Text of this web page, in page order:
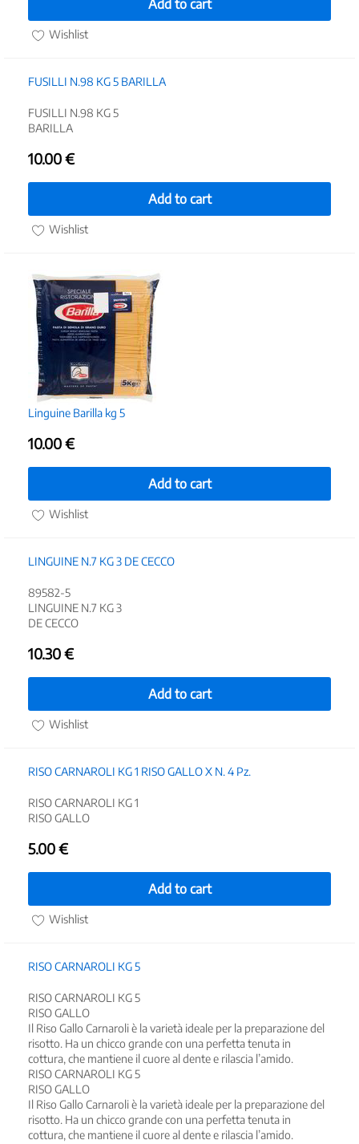
Add to cart
Wishlist
FUSILLI N.98 KG 5 BARILLA
FUSILLI N.98 KG 5
BARILLA
10.00€
Add to cart
Wishlist
Linguine Barilla kg 5
10.00€
Add to cart
Wishlist
LINGUINE N.7 KG 3 DE CECCO
89582-5
LINGUINE N.7 KG 3
DE CECCO
10.30€
Add to cart
Wishlist
RISO CARNAROLI KG 1 RISO GALLO X N. 4 Pz.
RISO CARNAROLI KG 1
RISO GALLO
5.00€
Add to cart
Wishlist
RISO CARNAROLI KG 5
RISO CARNAROLI KG 5
RISO GALLO
Il Riso Gallo Carnaroli è la varietà ideale per la preparazione del
risotto. Ha un chicco grande con una perfetta tenuta in
cottura, che mantiene il cuore al dente e rilascia l’amido.
RISO CARNAROLI KG 5
RISO GALLO
Il Riso Gallo Carnaroli è la varietà ideale per la preparazione del
risotto. Ha un chicco grande con una perfetta tenuta in
cottura, che mantiene il cuore al dente e rilascia l’amido.